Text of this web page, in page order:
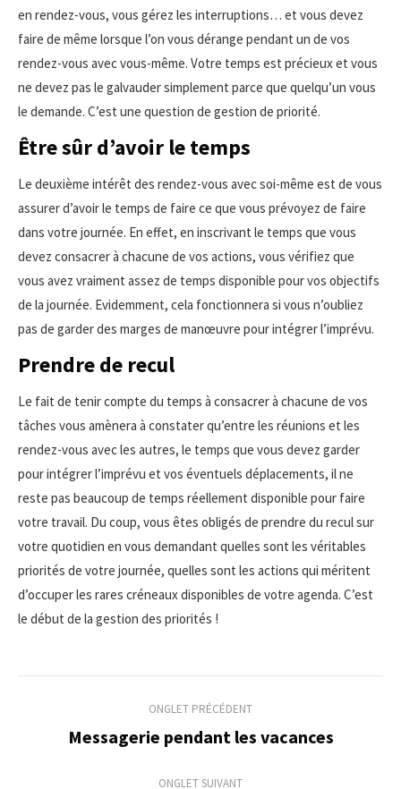
en rendez-vous, vous gérez les interruptions… et vous devez
faire de même lorsque l’on vous dérange pendant un de vos
rendez-vous avec vous-même. Votre temps est précieux et vous
ne devez pas le galvauder simplement parce que quelqu’un vous
le demande. C’est une question de gestion de priorité.
Être sûr d’avoir le temps
Le deuxième intérêt des rendez-vous avec soi-même est de vous
assurer d’avoir le temps de faire ce que vous prévoyez de faire
dans votre journée. En effet, en inscrivant le temps que vous
devez consacrer à chacune de vos actions, vous vérifiez que
vous avez vraiment assez de temps disponible pour vos objectifs
de la journée. Evidemment, cela fonctionnera si vous n’oubliez
pas de garder des marges de manœuvre pour intégrer l’imprévu.
Prendre de recul
Le fait de tenir compte du temps à consacrer à chacune de vos
tâches vous amènera à constater qu’entre les réunions et les
rendez-vous avec les autres, le temps que vous devez garder
pour intégrer l’imprévu et vos éventuels déplacements, il ne
reste pas beaucoup de temps réellement disponible pour faire
votre travail. Du coup, vous êtes obligés de prendre du recul sur
votre quotidien en vous demandant quelles sont les véritables
priorités de votre journée, quelles sont les actions qui méritent
d’occuper les rares créneaux disponibles de votre agenda. C’est
le début de la gestion des priorités !
commentaire
ONGLET PRÉCÉDENT
Onglet
Messagerie pendant les vacances
ONGLET SUIVANT